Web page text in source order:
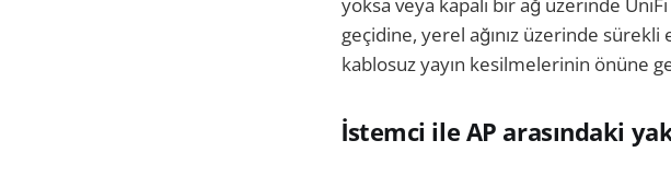
yoksa veya kapalı bir ağ üzerinde
geçidine, yerel ağınız üzerinde
kablosuz yayın kesilmelerinin önüne
İstemci ile AP arasındaki